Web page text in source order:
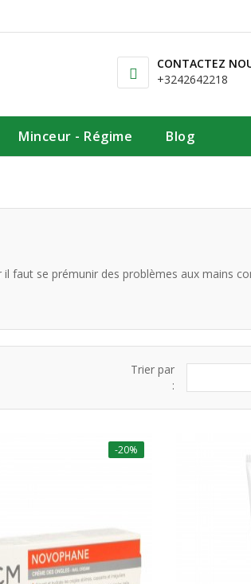
CONTACTEZ
+3242642218
Minceur - Régime Blog
faut se prémunir des problèmes aux mains
Trier par
:
-20%